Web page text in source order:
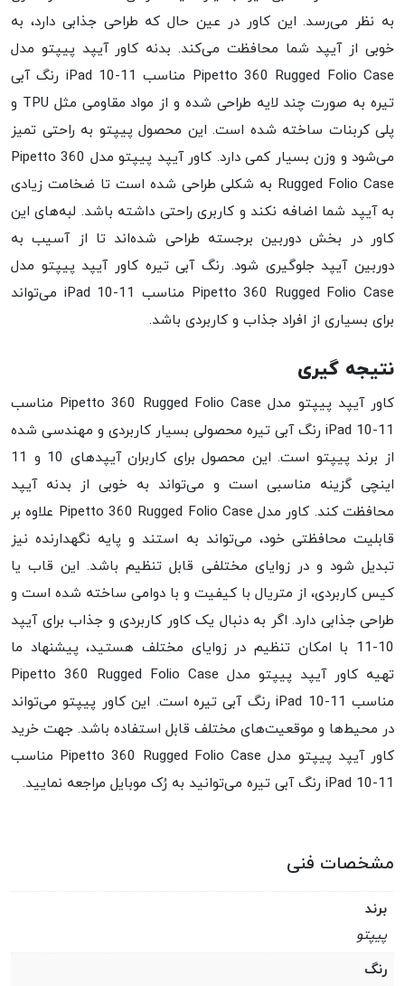
به نظر می‌رسد. این کاور در عین حال که طراحی جذابی دارد، به
خوبی از آیپد شما محافظت می‌کند. بدنه کاور آیپد پیپتو مدل
Pipetto 360 Rugged Folio Case مناسب iPad 10-11 رنگ آبی
تیره به صورت چند لایه طراحی شده و از مواد مقاومی مثل TPU و
پلی کربنات ساخته شده است. این محصول پیپتو به راحتی تمیز
می‌شود و وزن بسیار کمی دارد. کاور آیپد پیپتو مدل Pipetto 360
Rugged Folio Case به شکلی طراحی شده است تا ضخامت زیادی
به آیپد شما اضافه نکند و کاربری راحتی داشته باشد. لبه‌های این
کاور در بخش دوربین برجسته طراحی شده‌اند تا از آسیب به
دوربین آیپد جلوگیری شود. رنگ آبی تیره کاور آیپد پیپتو مدل
Pipetto 360 Rugged Folio Case مناسب iPad 10-11 می‌تواند
برای بسیاری از افراد جذاب و کاربردی باشد.
نتیجه گیری
کاور آیپد پیپتو مدل Pipetto 360 Rugged Folio Case مناسب
iPad 10-11 رنگ آبی تیره محصولی بسیار کاربردی و مهندسی شده
از برند پیپتو است. این محصول برای کاربران آیپدهای 10 و 11
اینچی گزینه مناسبی است و می‌تواند به خوبی از بدنه آیپد
محافظت کند. کاور مدل Pipetto 360 Rugged Folio Case علاوه بر
قابلیت محافظتی خود، می‌تواند به استند و پایه نگهدارنده نیز
تبدیل شود و در زوایای مختلفی قابل تنظیم باشد. این قاب یا
کیس کاربردی، از متریال با کیفیت و با دوامی ساخته شده است و
طراحی جذابی دارد. اگر به دنبال یک کاور کاربردی و جذاب برای آیپد
10-11 با امکان تنظیم در زوایای مختلف هستید، پیشنهاد ما
تهیه کاور آیپد پیپتو مدل Pipetto 360 Rugged Folio Case
مناسب iPad 10-11 رنگ آبی تیره است. این کاور پیپتو می‌تواند
در محیط‌ها و موقعیت‌های مختلف قابل استفاده باشد. جهت خرید
کاور آیپد پیپتو مدل Pipetto 360 Rugged Folio Case مناسب
iPad 10-11 رنگ آبی تیره می‌توانید به رُک موبایل مراجعه نمایید.
مشخصات فنی
برند
پیپتو
رنگ